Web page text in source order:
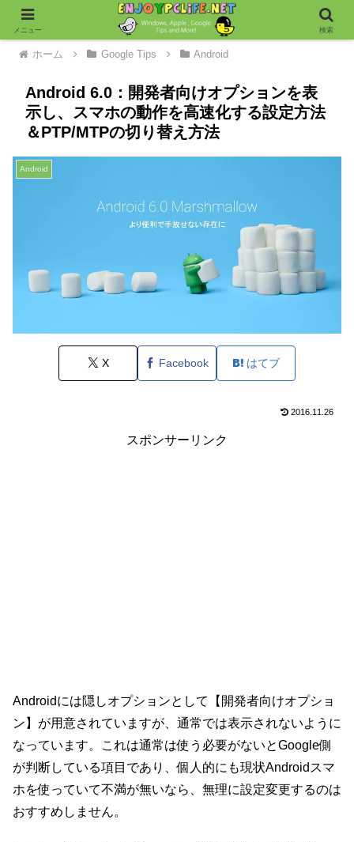
ホーム Google Tips Android
Android 6.0：開発者向けオプションを表
示し、スマホの動作を高速化する設定方法
＆PTP/MTPの切り替え方法
Android
X Facebook はてブ
2016.11.26
スポンサーリンク
Androidには隠しオプションとして【開発者向けオプショ
ン】が用意されていますが、通常では表示されないように
なっています。これは通常は使う必要がないとGoogle側
が判断している項目であり、個人的にも現状Androidスマ
ホを使っていて不満が無いなら、無理に設定変更するのは
おすすめしません。
メニュー 検索